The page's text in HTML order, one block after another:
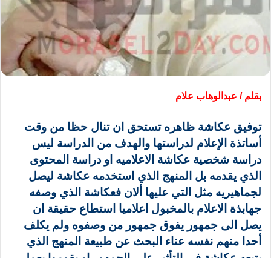
بقلم / عبدالوهاب علام
توفيق عكاشة ظاهره تستحق ان تنال حظا من وقت
أساتذة الإعلام لدراستها والهدف من الدراسة ليس
دراسة شخصية عكاشة الاعلاميه او دراسة المحتوى
الذي يقدمه بل المنهج الذي استخدمه عكاشة ليصل
لجماهيريه مثل التي عليها ألان فعكاشة الذي وصفه
جهابذة الاعلام بالمخبول اعلاميا استطاع حقيقة ان
يصل الى جمهور يفوق جمهور من وصفوه ولم يكلف
أحدا منهم نفسه عناء البحث عن طبيعة المنهج الذي